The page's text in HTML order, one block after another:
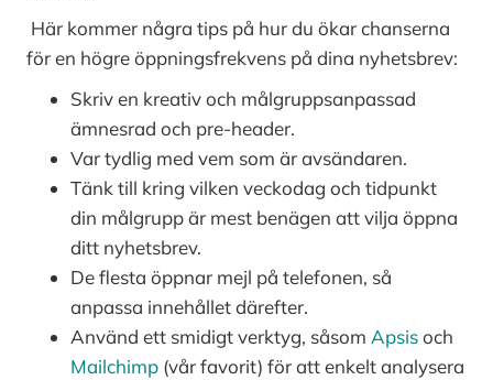
Här kommer några tips på hur du ökar chanserna
för en högre öppningsfrekvens på dina nyhetsbrev:
Skriv en kreativ och målgruppsanpassad
ämnesrad och pre-header.
Var tydlig med vem som är avsändaren.
Tänk till kring vilken veckodag och tidpunkt
din målgrupp är mest benägen att vilja öppna
ditt nyhetsbrev.
De flesta öppnar mejl på telefonen, så
anpassa innehållet därefter.
Använd ett smidigt verktyg, såsom Apsisoch
Mailchimp (vår favorit) för att enkelt analysera